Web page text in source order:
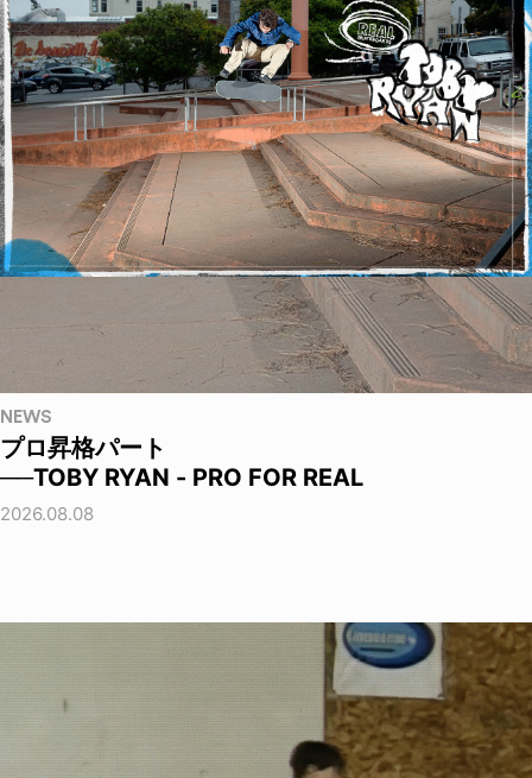
NEWS
プロ昇格パート
──TOBY RYAN - PRO FOR REAL
2026.08.08